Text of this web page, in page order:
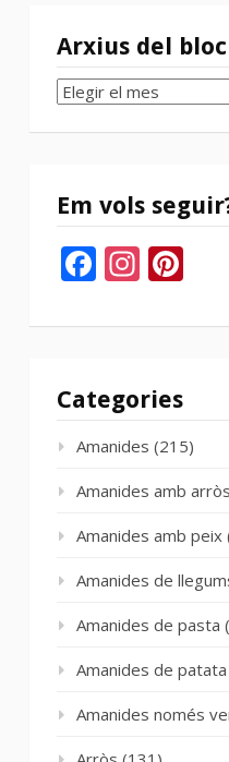
Arxius del bloc
Arxius
bloc
Em vols
Facebook
Categories
Amanides (215)
Amanides amb arròs
Amanides amb peix
Amanides de
Amanides de pasta
Amanides de patata
Amanides només